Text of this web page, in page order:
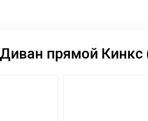
прямой Кинкс